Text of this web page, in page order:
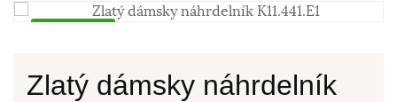
Zlatý dámsky náhrdelník